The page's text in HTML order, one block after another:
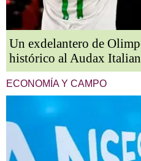
Un exdelantero de
histórico al Audax
ECONOMÍA Y CAMPO